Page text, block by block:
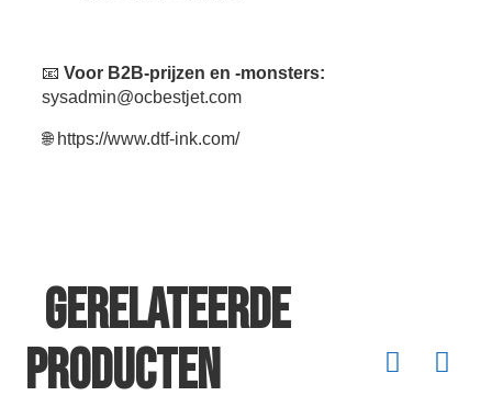
📧 Voor B2B-prijzen en -monsters:
sysadmin@ocbestjet.com
🌐 https://www.dtf-ink.com/
Gerelateerde
producten